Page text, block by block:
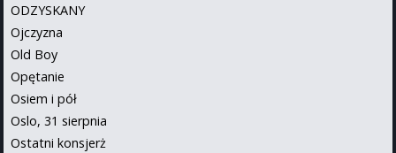
ODZYSKANY
Ojczyzna
Old Boy
Opętanie
Osiem i pół
Oslo, 31 sierpnia
Ostatni konsjerż